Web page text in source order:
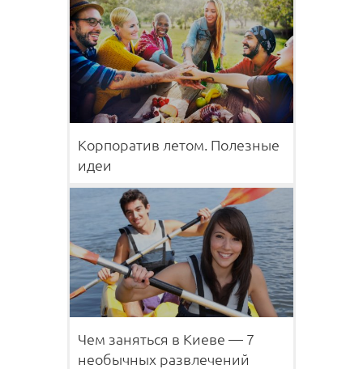
Корпоратив летом. Полезные
идеи
Чем заняться в Киеве — 7
необычных развлечений